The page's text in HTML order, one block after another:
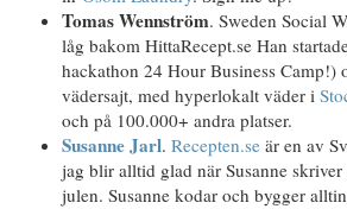
Tomas Wennström. Sweden Social
låg bakom HittaRecept.se Han
hackathon 24 Hour Business Camp!)
vädersajt, med hyperlokalt väder i
och på 100.000+ andra platser.
Susanne Jarl. Recepten.se är en av
jag blir alltid glad när Susanne
julen. Susanne kodar och bygger